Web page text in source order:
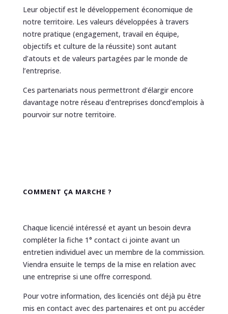
Leur objectif est le développement économique de
notre territoire. Les valeurs développées à travers
notre pratique (engagement, travail en équipe,
objectifs et culture de la réussite) sont autant
d’atouts et de valeurs partagées par le monde de
l’entreprise.
Ces partenariats nous permettront d’élargir encore
davantage notre réseau d’entreprises doncd’emplois à
pourvoir sur notre territoire.
COMMENT ÇA MARCHE ?
Chaque licencié intéressé et ayant un besoin devra
compléter la fiche 1° contact ci jointe avant un
entretien individuel avec un membre de la commission.
Viendra ensuite le temps de la mise en relation avec
une entreprise si une offre correspond.
Pour votre information, des licenciés ont déjà pu être
mis en contact avec des partenaires et ont pu accéder